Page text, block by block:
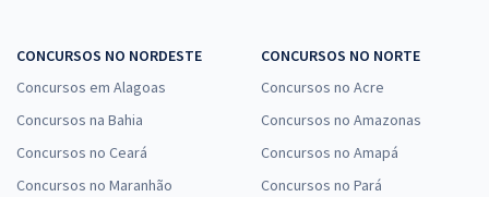
CONCURSOS NO NORDESTE
Concursos em Alagoas
Concursos na Bahia
Concursos no Ceará
Concursos no Maranhão
CONCURSOS NO NORTE
Concursos no Acre
Concursos no Amazonas
Concursos no Amapá
Concursos no Pará